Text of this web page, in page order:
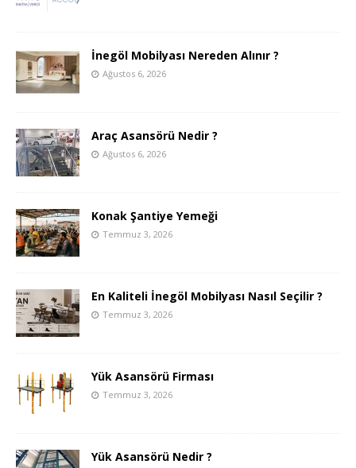
İnegöl Mobilyası Nereden Alınır ?
Ağustos 6, 2026
Araç Asansörü Nedir ?
Ağustos 6, 2026
Konak Şantiye Yemeği
Temmuz 3, 2026
En Kaliteli İnegöl Mobilyası Nasıl Seçilir ?
Temmuz 3, 2026
Yük Asansörü Firması
Temmuz 3, 2026
Yük Asansörü Nedir ?